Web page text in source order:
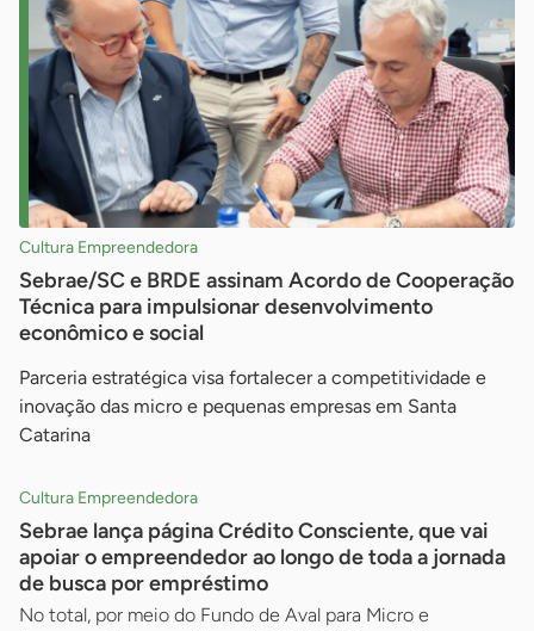
Cultura Empreendedora
Sebrae/SC e BRDE assinam Acordo de Cooperação
Técnica para impulsionar desenvolvimento
econômico e social
Parceria estratégica visa fortalecer a competitividade e
inovação das micro e pequenas empresas em Santa
Catarina
Cultura Empreendedora
Sebrae lança página Crédito Consciente, que vai
apoiar o empreendedor ao longo de toda a jornada
de busca por empréstimo
No total, por meio do Fundo de Aval para Micro e